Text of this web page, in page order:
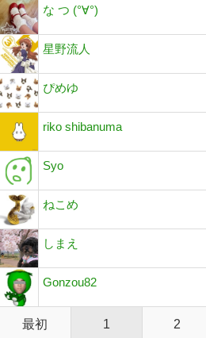
な つ (°∀°)
星野流人
ぴめゆ
riko shibanuma
Syo
ねこめ
しまえ
Gonzou82
最初 1 2